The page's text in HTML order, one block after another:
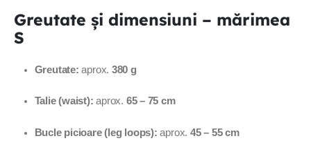
Greutate și dimensiuni – mărimea
S
Greutate: aprox. 380 g
Talie (waist): aprox. 65 – 75 cm
Bucle picioare (leg loops): aprox. 45 – 55 cm